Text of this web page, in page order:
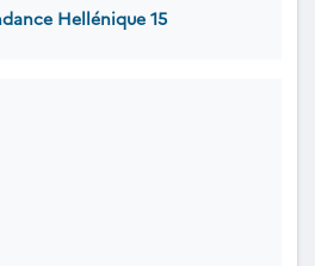
Hellénique 15